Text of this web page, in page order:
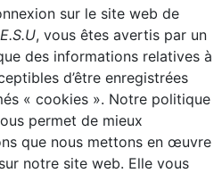
sur le site web de
, vous êtes avertis par un
des informations relatives à
d’être enregistrées
« cookies ». Notre politique
permet de mieux
que nous mettons en œuvre
notre site web. Elle vous